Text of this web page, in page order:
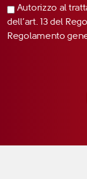
Autorizzo al
dell’art. 13 del
Regolamento